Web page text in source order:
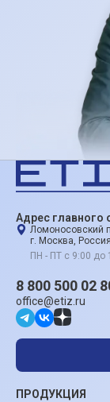
Адрес главного
Ломоносовский
г. Москва,
ПН - ПТ с 9:00 до
ПРОДУКЦИЯ
8 800 500 02
office@etiz.ru